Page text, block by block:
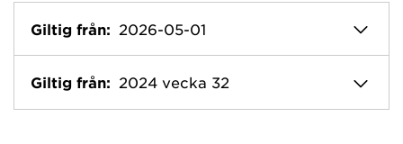
Giltig från: 2026-05-01
Giltig från: 2024 vecka 32